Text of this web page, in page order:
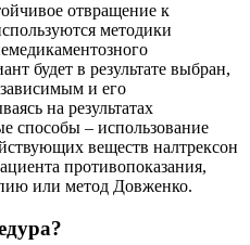
отвращение к
методики
будет в результате выбран,
зависимым и его
на результатах
способы – использование
веществ налтрексон
противопоказания,
или метод Довженко.